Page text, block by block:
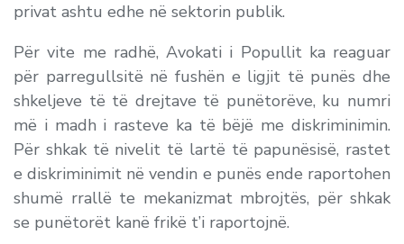
privat ashtu edhe në sektorin publik.
Për vite me radhë, Avokati i Popullit ka reaguar
për parregullsitë në fushën e ligjit të punës dhe
shkeljeve të të drejtave të punëtorëve, ku numri
më i madh i rasteve ka të bëjë me diskriminimin.
Për shkak të nivelit të lartë të papunësisë, rastet
e diskriminimit në vendin e punës ende raportohen
shumë rrallë te mekanizmat mbrojtës, për shkak
se punëtorët kanë frikë t’i raportojnë.